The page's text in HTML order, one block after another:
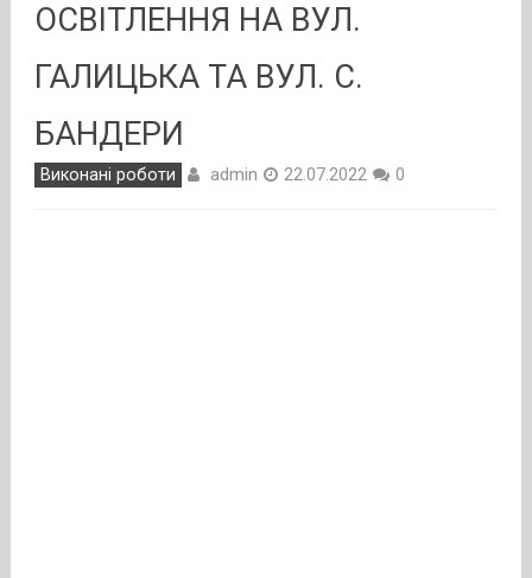
ОСВІТЛЕННЯ НА ВУЛ.
ГАЛИЦЬКА ТА ВУЛ. С.
БАНДЕРИ
Виконані роботи admin 22.07.2022 0